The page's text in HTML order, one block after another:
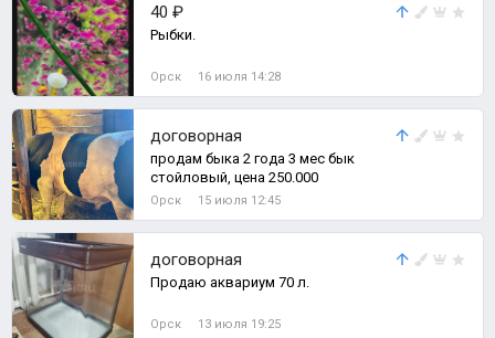
40 ₽
Рыбки.
Орск 16 июля 14:28
договорная
продам быка 2 года 3 мес бык
стойловый, цена 250.000
Орск 15 июля 12:45
договорная
Продаю аквариум 70 л.
Орск 13 июля 19:25